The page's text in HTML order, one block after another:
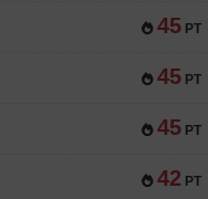
45 PT
45 PT
45 PT
42 PT